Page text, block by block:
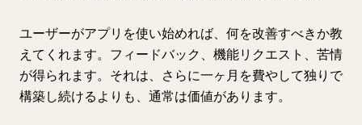
ユーザーがアプリを使い始めれば、何を改善すべきか教
えてくれます。フィードバック、機能リクエスト、苦情
が得られます。それは、さらに一ヶ月を費やして独りで
構築し続けるよりも、通常は価値があります。